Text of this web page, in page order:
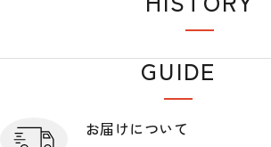
GUIDE
お届けについて